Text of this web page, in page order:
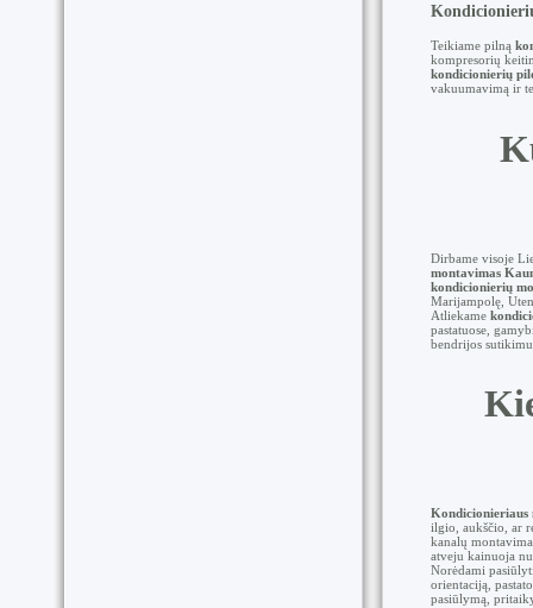
Teikiame pilną
kompresorių
kondicionierių
vakuumavimą ir
Dirbame visoje
montavimas
kondicionierių
Marijampolę,
Atliekame
pastatuose,
bendrijos
Kondicionieriaus
ilgio, aukščio, ar
kanalų
atveju kainuoja
Norėdami
orientaciją,
pasiūlymą,